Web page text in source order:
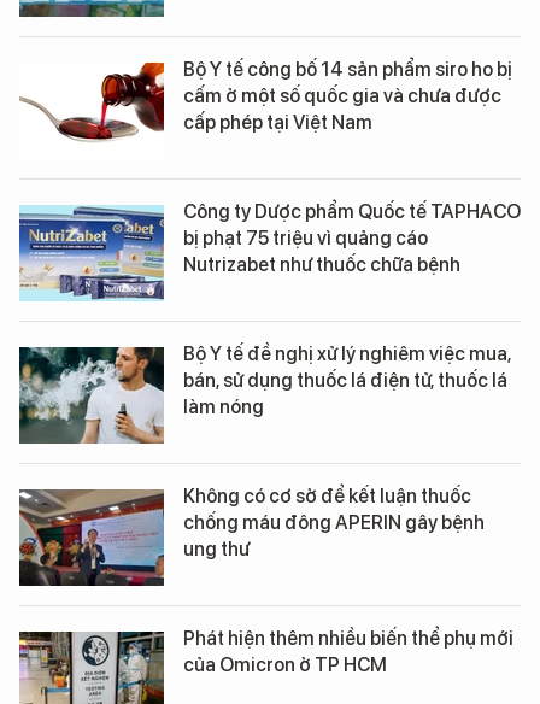
Bộ Y tế công bố 14 sản phẩm siro ho bị
cấm ở một số quốc gia và chưa được
cấp phép tại Việt Nam
Công ty Dược phẩm Quốc tế TAPHACO
bị phạt 75 triệu vì quảng cáo
Nutrizabet như thuốc chữa bệnh
Bộ Y tế đề nghị xử lý nghiêm việc mua,
bán, sử dụng thuốc lá điện tử, thuốc lá
làm nóng
Không có cơ sở để kết luận thuốc
chống máu đông APERIN gây bệnh
ung thư
Phát hiện thêm nhiều biến thể phụ mới
của Omicron ở TP HCM